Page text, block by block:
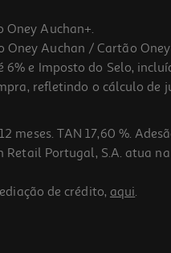
Auchan+.
Auchan / Cartão
e Imposto do Selo,
refletindo o cálculo de
meses. TAN 17,60 %.
Retail Portugal, S.A. atua
de crédito, aqui.